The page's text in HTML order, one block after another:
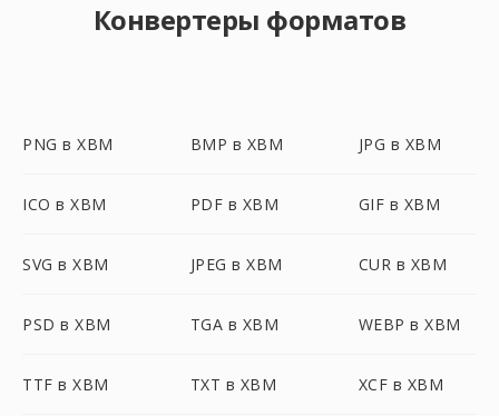
Конвертеры форматов
PNG в XBM BMP в XBM JPG в XBM
ICO в XBM PDF в XBM GIF в XBM
SVG в XBM JPEG в XBM CUR в XBM
PSD в XBM TGA в XBM WEBP в XBM
TTF в XBM TXT в XBM XCF в XBM